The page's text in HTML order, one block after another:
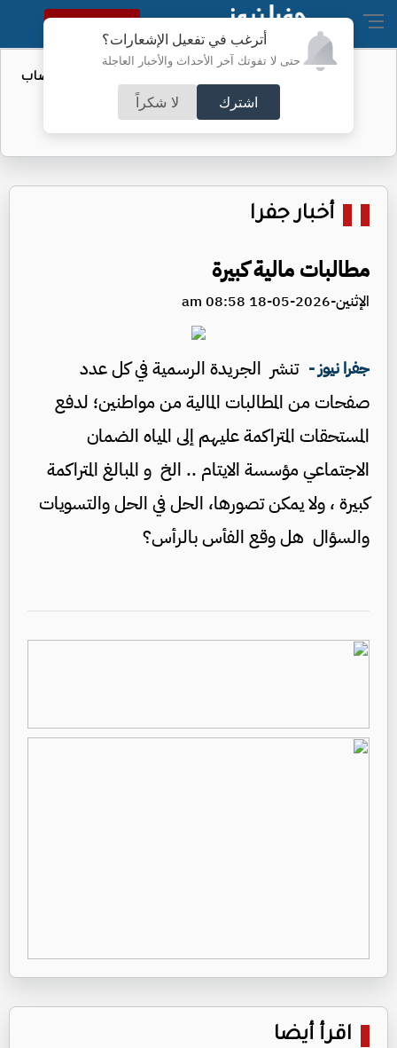
أترغب في تفعيل الإشعارات؟
حتى لا تفوتك آخر الأحداث والأخبار العاجلة
اشترك لا شكراً
النسخة الكاملة
المستقلة: حزب واحد فشل في إكمال نصاب
مؤتمره
أخبار جفرا
مطالبات مالية كبيرة
الإثنين-2026-05-18 08:58 am
جفرا نيوز - تنشر الجريدة الرسمية في كل عدد
صفحات من المطالبات المالية من مواطنين؛ لدفع
المستحقات المتراكمة عليهم إلى المياه الضمان
الاجتماعي مؤسسة الايتام .. الخ و المبالغ المتراكمة
كبيرة ، ولا يمكن تصورها، الحل في الحل والتسويات
والسؤال هل وقع الفأس بالرأس؟
اقرأ أيضا